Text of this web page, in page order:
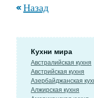
Назад
Кухни мира
Австралийская кухня
Австрийская кухня
Азербайджанская
Алжирская кухня